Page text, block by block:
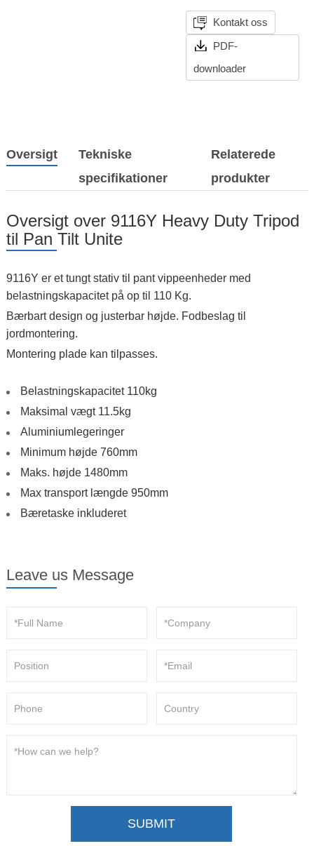
Kontakt oss
PDF-
downloader
Oversigt
Tekniske
specifikationer
Relaterede
produkter
Oversigt over 9116Y Heavy Duty Tripod
til Pan Tilt Unite
9116Y er et tungt stativ til pant vippeenheder med
belastningskapacitet på op til 110 Kg.
Bærbart design og justerbar højde. Fodbeslag til
jordmontering.
Montering plade kan tilpasses.
Belastningskapacitet 110kg
Maksimal vægt 11.5kg
Aluminiumlegeringer
Minimum højde 760mm
Maks. højde 1480mm
Max transport længde 950mm
Bæretaske inkluderet
Leave us Message
SUBMIT